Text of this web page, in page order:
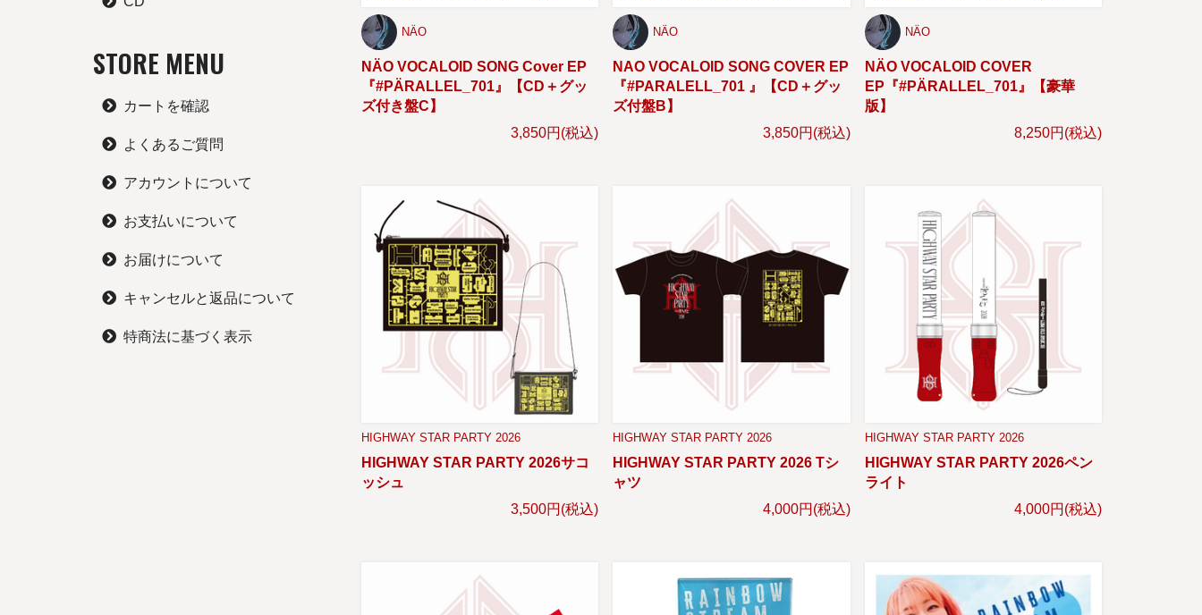
STORE MENU
カートを確認
よくあるご質問
アカウントについて
お支払いについて
お届けについて
キャンセルと返品について
特商法に基づく表示
NÄO
NÄO VOCALOID SONG Cover EP
『#PÄRALLEL_701』【CD＋グッ
ズ付き盤C】
3,850円(税込)
NÄO
NAO VOCALOID SONG COVER EP
『#PARALELL_701 』【CD＋グッ
ズ付盤B】
3,850円(税込)
NÄO
NÄO VOCALOID COVER
EP『#PÄRALLEL_701』【豪華
版】
8,250円(税込)
HIGHWAY STAR PARTY 2026
HIGHWAY STAR PARTY 2026サコ
ッシュ
3,500円(税込)
HIGHWAY STAR PARTY 2026
HIGHWAY STAR PARTY 2026 Tシ
ャツ
4,000円(税込)
HIGHWAY STAR PARTY 2026
HIGHWAY STAR PARTY 2026ペン
ライト
4,000円(税込)